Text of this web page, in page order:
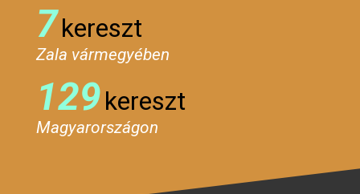
7kereszt
Zala vármegyében
129kereszt
Magyarországon